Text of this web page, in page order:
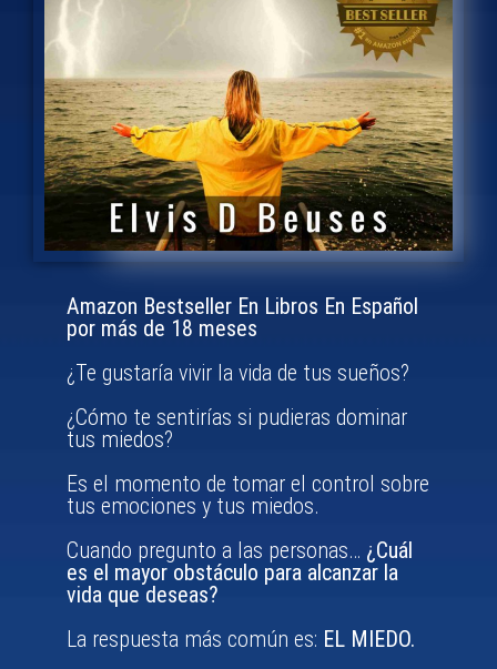
Amazon Bestseller En Libros En Español
por más de 18 meses
¿Te gustaría vivir la vida de tus sueños?
¿Cómo te sentirías si pudieras dominar
tus miedos?
Es el momento de tomar el control sobre
tus emociones y tus miedos.
Cuando pregunto a las personas… ¿Cuál
es el mayor obstáculo para alcanzar la
vida que deseas?
La respuesta más común es: EL MIEDO.